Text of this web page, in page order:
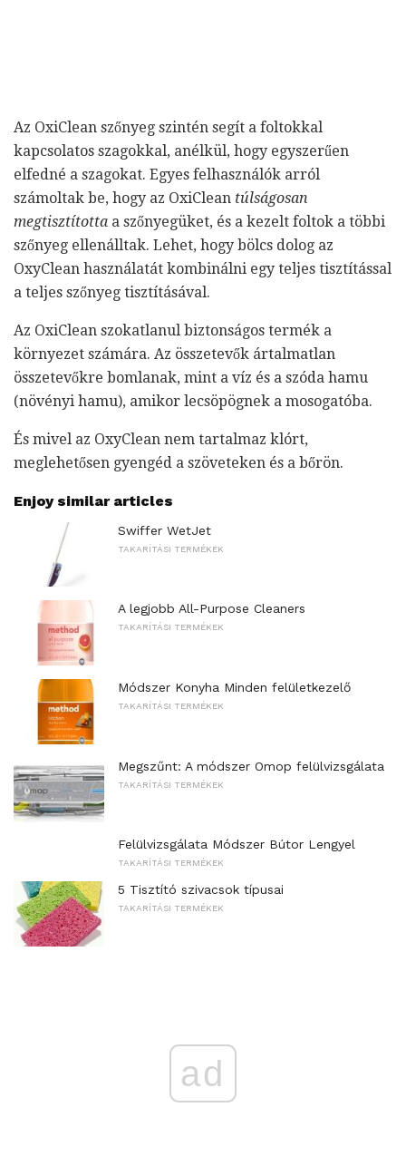
Az OxiClean szőnyeg szintén segít a foltokkal
kapcsolatos szagokkal, anélkül, hogy egyszerűen
elfedné a szagokat. Egyes felhasználók arról
számoltak be, hogy az OxiClean túlságosan
megtisztította a szőnyegüket, és a kezelt foltok a többi
szőnyeg ellenálltak. Lehet, hogy bölcs dolog az
OxyClean használatát kombinálni egy teljes tisztítással
a teljes szőnyeg tisztításával.
Az OxiClean szokatlanul biztonságos termék a
környezet számára. Az összetevők ártalmatlan
összetevőkre bomlanak, mint a víz és a szóda hamu
(növényi hamu), amikor lecsöpögnek a mosogatóba.
És mivel az OxyClean nem tartalmaz klórt,
meglehetősen gyengéd a szöveteken és a bőrön.
Enjoy similar articles
Swiffer WetJet
TAKARÍTÁSI TERMÉKEK
A legjobb All-Purpose Cleaners
TAKARÍTÁSI TERMÉKEK
Módszer Konyha Minden felületkezelő
TAKARÍTÁSI TERMÉKEK
Megszűnt: A módszer Omop felülvizsgálata
TAKARÍTÁSI TERMÉKEK
Felülvizsgálata Módszer Bútor Lengyel
TAKARÍTÁSI TERMÉKEK
5 Tisztító szivacsok típusai
TAKARÍTÁSI TERMÉKEK
ad